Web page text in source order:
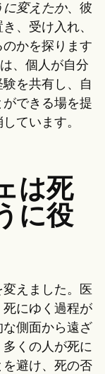
変えたか、彼
、受け入れ、
かを探ります
、個人が自分
を共有し、自
できる場を提
ています。
は死
に役
えました。医
にゆく過程が
側面から遠ざ
くの人が死に
避け、死の否